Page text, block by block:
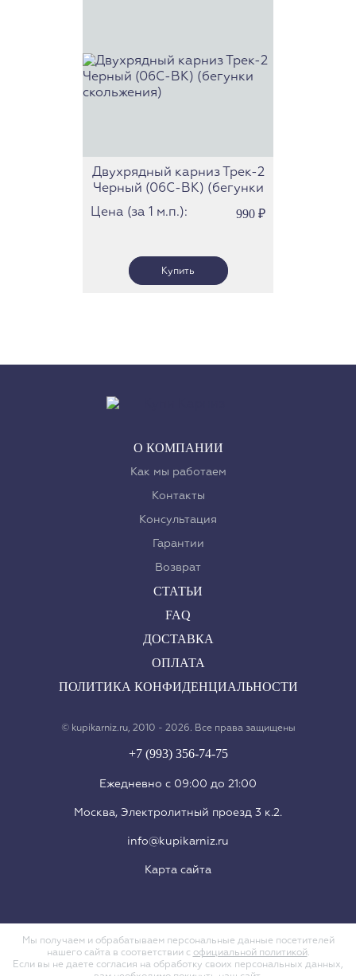
Двухрядный карниз Трек-2
Черный (06С-BK) (бегунки
скольжения)
Цена (за 1 м.п.): 990 ₽
О КОМПАНИИ
Как мы работаем
Контакты
Консультация
Гарантии
Возврат
СТАТЬИ
FAQ
ДОСТАВКА
ОПЛАТА
ПОЛИТИКА КОНФИДЕНЦИАЛЬНОСТИ
© kupikarniz.ru, 2010 - 2026. Все права защищены
+7 (993) 356-74-75
Eжедневно с 09:00 до 21:00
Москва, Электролитный проезд 3 к.2.
info@kupikarniz.ru
Карта сайта
Мы получаем и обрабатываем персональные данные посетителей
нашего сайта в соответствии с официальной политикой.
Если вы не даете согласия на обработку своих персональных данных,